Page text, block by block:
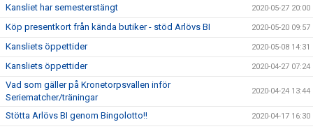
Kansliet har semesterstängt 2020-05-27 20:00
Köp presentkort från kända butiker - stöd Arlövs BI 2020-05-20 09:57
Kansliets öppettider 2020-05-08 14:31
Kansliets öppettider 2020-04-27 07:24
Vad som gäller på Kronetorpsvallen inför
Seriematcher/träningar
2020-04-24 13:44
Stötta Arlövs BI genom Bingolotto!! 2020-04-17 16:30